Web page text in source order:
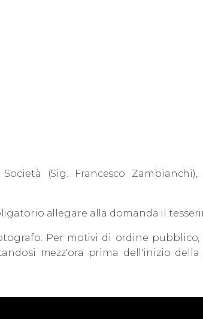
(Sig. Francesco Zambianchi),
allegare alla domanda il
Per motivi di ordine pubblico,
mezz'ora prima dell'inizio della